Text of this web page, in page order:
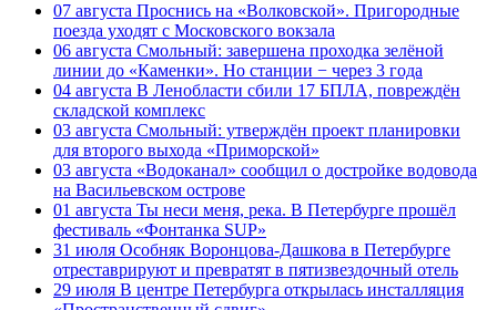
07 августа Проснись на «Волковской». Пригородные
поезда уходят с Московского вокзала
06 августа Смольный: завершена проходка зелёной
линии до «Каменки». Но станции − через 3 года
04 августа В Ленобласти сбили 17 БПЛА, повреждён
складской комплекс
03 августа Смольный: утверждён проект планировки
для второго выхода «Приморской»
03 августа «Водоканал» сообщил о достройке водовода
на Васильевском острове
01 августа Ты неси меня, река. В Петербурге прошёл
фестиваль «Фонтанка SUP»
31 июля Особняк Воронцова-Дашкова в Петербурге
отреставрируют и превратят в пятизвездочный отель
29 июля В центре Петербурга открылась инсталляция